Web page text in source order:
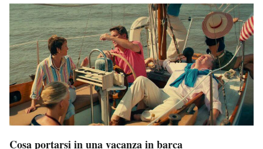
Cosa portarsi in una vacanza in barca